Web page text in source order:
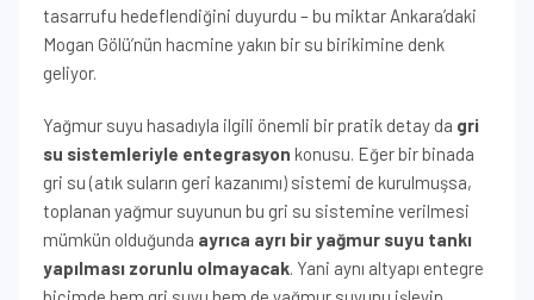
tasarrufu hedeflendiğini duyurdu – bu miktar Ankara’daki
Mogan Gölü’nün hacmine yakın bir su birikimine denk
geliyor.
Yağmur suyu hasadıyla ilgili önemli bir pratik detay da gri
su sistemleriyle entegrasyon konusu. Eğer bir binada
gri su (atık suların geri kazanımı) sistemi de kurulmuşsa,
toplanan yağmur suyunun bu gri su sistemine verilmesi
mümkün olduğunda ayrıca ayrı bir yağmur suyu tankı
yapılması zorunlu olmayacak. Yani aynı altyapı entegre